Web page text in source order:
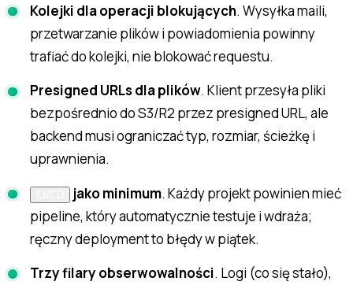
Kolejki dla operacji blokujących. Wysyłka maili,
przetwarzanie plików i powiadomienia powinny
trafiać do kolejki, nie blokować requestu.
Presigned URLs dla plików. Klient przesyła pliki
bezpośrednio do S3/R2 przez presigned URL, ale
backend musi ograniczać typ, rozmiar, ścieżkę i
uprawnienia.
jako minimum. Każdy projekt powinien mieć
pipeline, który automatycznie testuje i wdraża;
ręczny deployment to błędy w piątek.
Trzy filary obserwowalności. Logi (co się stało),